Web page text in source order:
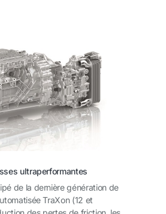
ultraperformantes
de la dernière génération de
TraXon (12 et